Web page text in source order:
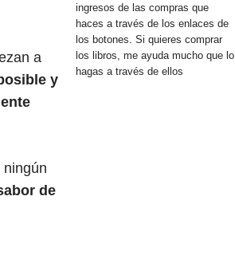
a
y
de
ingresos de las compras que
haces a través de los enlaces de
los botones. Si quieres comprar
los libros, me ayuda mucho que lo
hagas a través de ellos